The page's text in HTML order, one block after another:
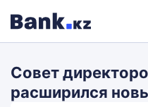
Совет
расширился